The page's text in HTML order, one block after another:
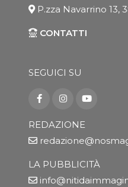
P.zza Navarrino 13,
CONTATTI
SEGUICI SU
REDAZIONE
LA PUBBLICITÀ